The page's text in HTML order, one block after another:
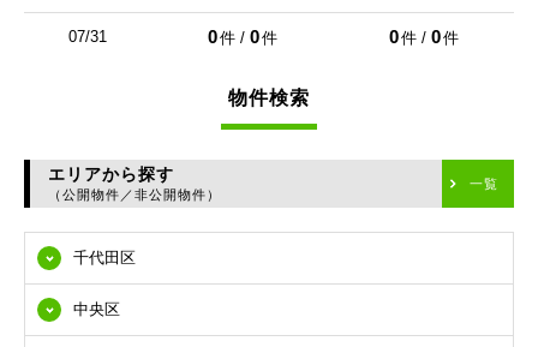
07/31 0件 / 0件 0件 / 0件
物件検索
エリアから探す
（公開物件／非公開物件）
一覧
千代田区
中央区